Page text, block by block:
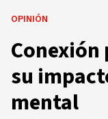
OPINIÓN
su
mental